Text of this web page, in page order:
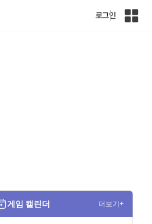
로그인
인
게임 캘린더 더보기+